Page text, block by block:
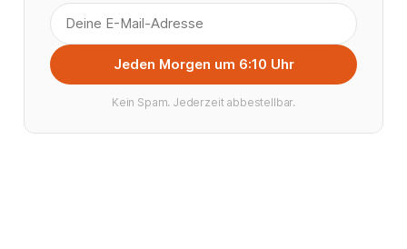
Jeden Morgen um 6:10 Uhr
Kein Spam. Jederzeit abbestellbar.